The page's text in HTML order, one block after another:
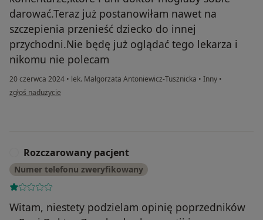
darować.Teraz już postanowiłam nawet na
szczepienia przenieść dziecko do innej
przychodni.Nie będę już oglądać tego lekarza i
nikomu nie polecam
20 czerwca 2024 • lek. Małgorzata Antoniewicz-Tusznicka • Inny •
w opinii użytkownika Karina
zgłoś nadużycie
Rozczarowany pacjent
Numer telefonu zweryfikowany
Witam, niestety podzielam opinię poprzedników